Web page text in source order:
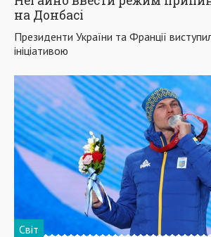
на Донбасі
Президенти України та Франції
ініціативою
Світ